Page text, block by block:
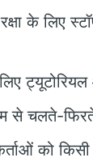
रक्षा के लिए
से चलते-
को